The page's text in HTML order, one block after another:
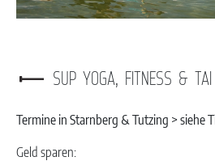
SUP YOGA, FITNESS &
Termine in Starnberg & Tutzing > siehe
Geld sparen: